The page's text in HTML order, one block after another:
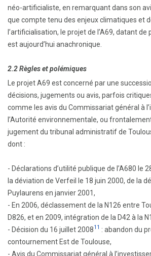
néo-artificialiste, en remarquant dans son
que compte tenu des enjeux climatiques et
l’artificialisation, le projet de l’A69, datant de
est aujourd’hui anachronique.
2.2 Règles et polémiques
Le projet A69 est concerné par une
décisions, jugements ou avis, parfois
comme les avis du Commissariat général à
l’Autorité environnementale, ou
jugement du tribunal administratif de
dont :
- Déclarations d’utilité publique de l’A680 le
la déviation de Verfeil le 18 juin 2000, de la
Puylaurens en janvier 2001,
- En 2006, déclassement de la N126 entre
D826, et en 2009, intégration de la D42 à la
- Décision du 16 juillet 200811 : abandon du
contournement Est de Toulouse,
- Avis du Commissariat général à